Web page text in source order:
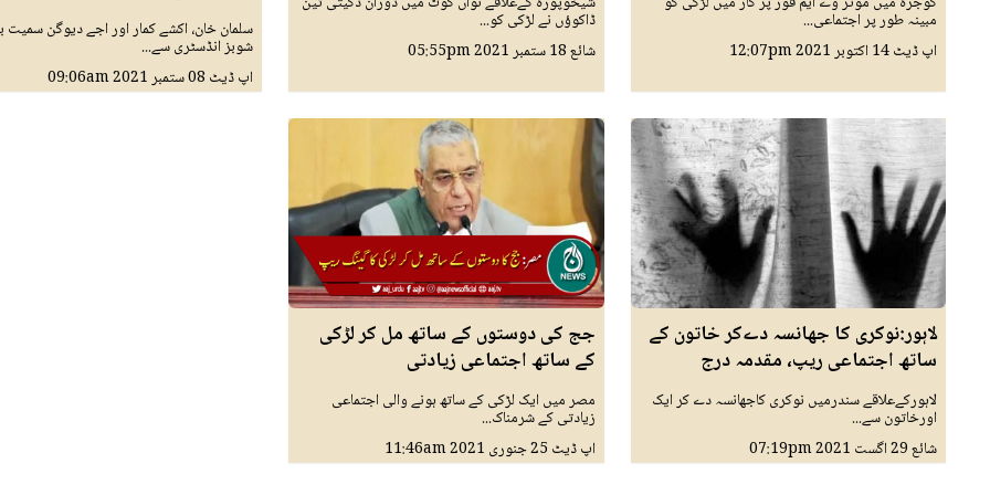
مبینہ طور پر اجتماعی...
اپ ڈیٹ14 اکتوبر 2021 12:07pm
ڈاکوؤں نے لڑکی کو...
شائع18 ستمبر 2021 05:55pm
سلمان خان، اکشے کمار اور اجے دیوگن سمیت
شوبز انڈسٹری سے...
اپ ڈیٹ 08 ستمبر 2021 09:06am
لاہور:نوکری کا جھانسہ دےکر خاتون کے
ساتھ اجتماعی ریپ، مقدمہ درج
لاہورکےعلاقے سندرمیں نوکری کاجھانسہ دے کر ایک
اورخاتون سے...
شائع29 اگست 2021 07:19pm
جج کی دوستوں کے ساتھ مل کر لڑکی
کے ساتھ اجتماعی زیادتی
مصر میں ایک لڑکی کے ساتھ ہونے والی اجتماعی
زیادتی کے شرمناک...
اپ ڈیٹ 25 جنوری 2021 11:46am